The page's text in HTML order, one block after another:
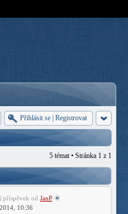
Přihlásit se Registrovat
5 témat • Stránka 1 z 1
příspěvek od JanP
10:36